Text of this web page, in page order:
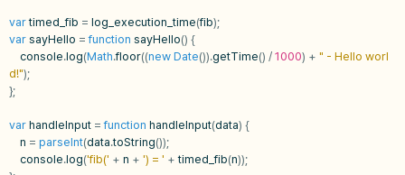
var timed_fib = log_execution_time(fib);
var sayHello = function sayHello() {
console.log(Math.floor((new Date()).getTime() / 1000) + " - Hello worl
d!");
};
var handleInput = function handleInput(data) {
n = parseInt(data.toString());
console.log('fib(' + n + ') = ' + timed_fib(n));